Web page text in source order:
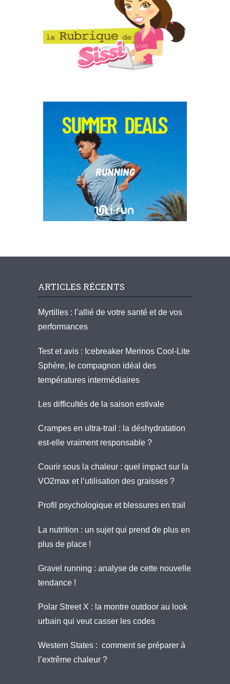
ARTICLES RÉCENTS
Myrtilles : l’allié de votre santé et de vos
performances
Test et avis : Icebreaker Merinos Cool-Lite
Sphère, le compagnon idéal des
températures intermédiaires
Les difficultés de la saison estivale
Crampes en ultra-trail : la déshydratation
est-elle vraiment responsable ?
Courir sous la chaleur : quel impact sur la
VO2max et l’utilisation des graisses ?
Profil psychologique et blessures en trail
La nutrition : un sujet qui prend de plus en
plus de place !
Gravel running : analyse de cette nouvelle
tendance !
Polar Street X : la montre outdoor au look
urbain qui veut casser les codes
Western States : comment se préparer à
l’extrême chaleur ?